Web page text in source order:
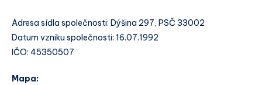
Adresa sídla společnosti: Dýšina 297, PSČ 33002
Datum vzniku společnosti: 16.07.1992
IČO: 45350507
Mapa: